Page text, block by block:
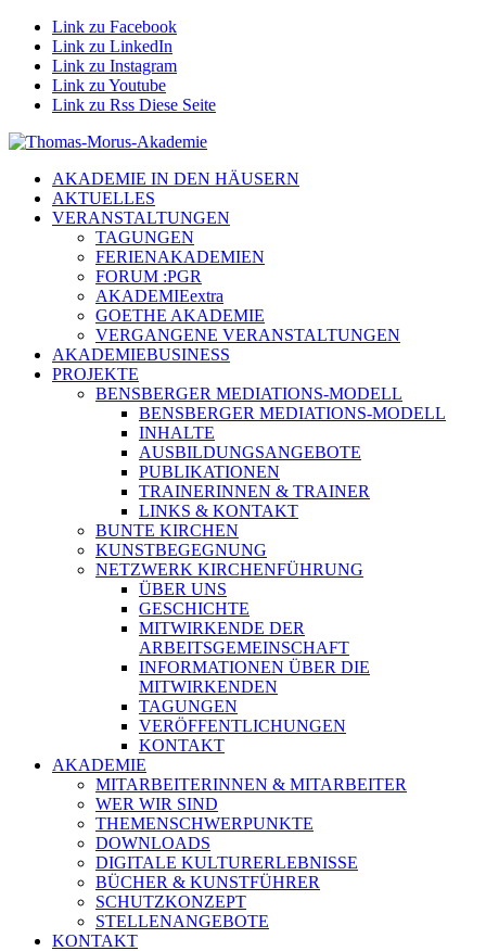
Link zu Facebook
Link zu LinkedIn
Link zu Instagram
Link zu Youtube
Link zu Rss Diese Seite
AKADEMIE IN DEN HÄUSERN
AKTUELLES
VERANSTALTUNGEN
TAGUNGEN
FERIENAKADEMIEN
FORUM :PGR
AKADEMIEextra
GOETHE AKADEMIE
VERGANGENE VERANSTALTUNGEN
AKADEMIEBUSINESS
PROJEKTE
BENSBERGER MEDIATIONS-MODELL
BENSBERGER MEDIATIONS-MODELL
INHALTE
AUSBILDUNGSANGEBOTE
PUBLIKATIONEN
TRAINERINNEN & TRAINER
LINKS & KONTAKT
BUNTE KIRCHEN
KUNSTBEGEGNUNG
NETZWERK KIRCHENFÜHRUNG
ÜBER UNS
GESCHICHTE
MITWIRKENDE DER
ARBEITSGEMEINSCHAFT
INFORMATIONEN ÜBER DIE
MITWIRKENDEN
TAGUNGEN
VERÖFFENTLICHUNGEN
KONTAKT
AKADEMIE
MITARBEITERINNEN & MITARBEITER
WER WIR SIND
THEMENSCHWERPUNKTE
DOWNLOADS
DIGITALE KULTURERLEBNISSE
BÜCHER & KUNSTFÜHRER
SCHUTZKONZEPT
STELLENANGEBOTE
KONTAKT